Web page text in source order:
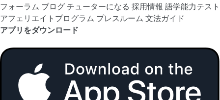
フォーラム ブログチューターになる 採用情報 語学能力テスト
アフェリエイトプログラム プレスルーム 文法ガイド
アプリをダウンロード